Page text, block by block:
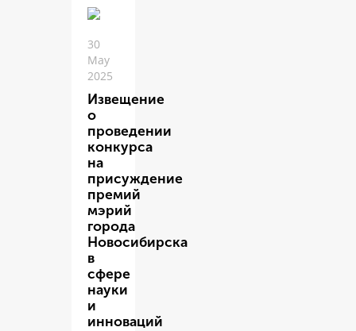
30
May
2025
Извещение
о
проведении
конкурса
на
присуждение
премий
мэрий
города
Новосибирска
в
сфере
науки
и
инноваций